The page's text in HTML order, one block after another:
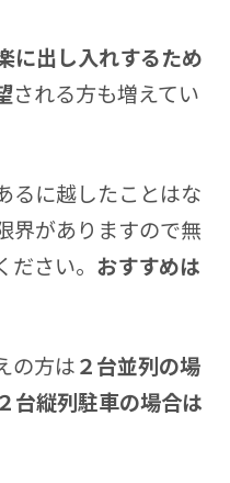
に出し入れするため
される方も増えてい
るに越したことはな
界がありますので無
さい。 おすすめは
の方は２台並列の場
２台縦列駐車の場合は